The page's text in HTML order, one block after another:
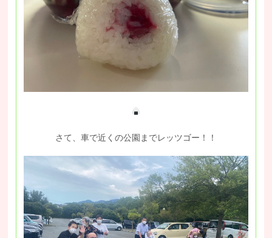
さて、車で近くの公園までレッツゴー！！